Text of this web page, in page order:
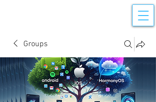
Groups